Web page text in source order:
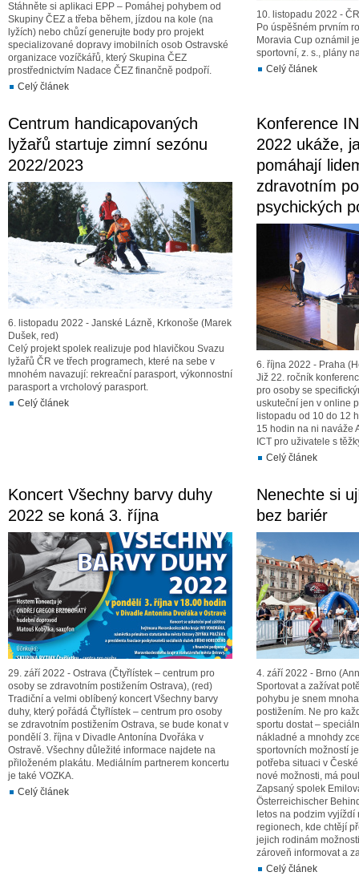
Stáhněte si aplikaci EPP – Pomáhej pohybem od
Skupiny ČEZ a třeba během, jízdou na kole (na
lyžích) nebo chůzí generujte body pro projekt
specializované dopravy imobilních osob Ostravské
organizace vozíčkářů, který Skupina ČEZ
prostřednictvím Nadace ČEZ finančně podpoří.
Celý článek
10. listopadu 2022 -
Po úspěšném prvním
Moravia Cup oznámil
sportovní, z. s., plány
Celý článek
Centrum handicapovaných
lyžařů startuje zimní sezónu
2022/2023
6. listopadu 2022 - Janské Lázně, Krkonoše (Marek
Dušek, red)
Celý projekt spolek realizuje pod hlavičkou Svazu
lyžařů ČR ve třech programech, které na sebe v
mnohém navazují: rekreační parasport, výkonnostní
parasport a vrcholový parasport.
Celý článek
Konference
2022 ukáže,
pomáhají
zdravotním
psychických
6. října 2022 - Praha
Již 22. ročník
pro osoby se
uskuteční jen v online
listopadu od 10 do 12
15 hodin na ni naváže
ICT pro uživatele s
Celý článek
Koncert Všechny barvy duhy
2022 se koná 3. října
29. září 2022 - Ostrava (Čtyřlístek – centrum pro
osoby se zdravotním postižením Ostrava), (red)
Tradiční a velmi oblíbený koncert Všechny barvy
duhy, který pořádá Čtyřlístek – centrum pro osoby
se zdravotním postižením Ostrava, se bude konat v
pondělí 3. října v Divadle Antonína Dvořáka v
Ostravě. Všechny důležité informace najdete na
přiloženém plakátu. Mediálním partnerem koncertu
je také VOZKA.
Celý článek
Nenechte si
bez bariér
4. září 2022 - Brno
Sportovat a zažívat
pohybu je snem
postižením. Ne pro
sportu dostat –
nákladné a mnohdy
sportovních možností
potřeba situaci v
nové možnosti, má
Zapsaný spolek
Österreichischer
letos na podzim
regionech, kde chtějí
jejich rodinám
zároveň informovat a
Celý článek